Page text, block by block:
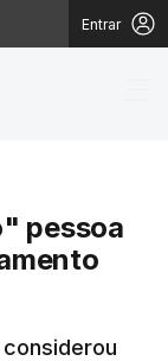
Entrar
pessoa